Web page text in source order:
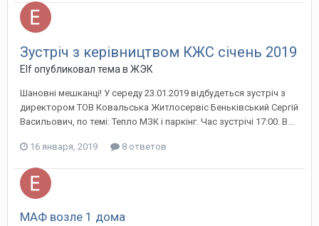
Зустріч з керівництвом КЖС січень 2019
Elf опубликовал тема в ЖЭК
Шановні мешканці! У середу 23.01.2019 відбудеться зустріч з
директором ТОВ Ковальська Житлосервіс Беньківський Сергій
Васильович, по темі: Тепло МЗК і паркінг. Час зустрічі 17:00. В...
16 января, 2019 8 ответов
МАФ возле 1 дома